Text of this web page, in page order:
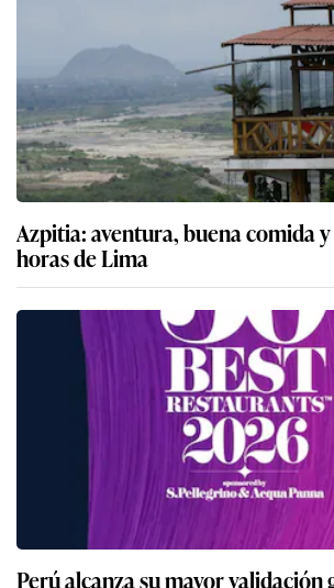
Azpitia: aventura, buena comida
horas de Lima
Perú alcanza su mayor